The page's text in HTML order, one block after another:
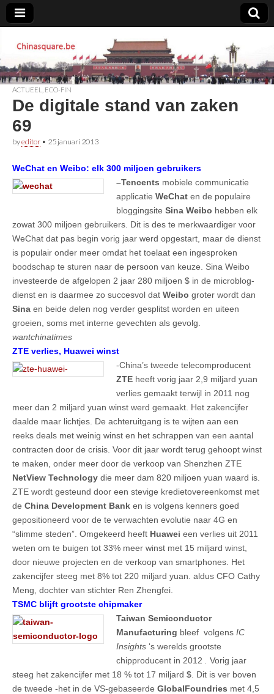
Chinasquare.be
ACTUEEL ECO-FIN
De digitale stand van zaken
69
byeditor • 25 januari 2013
WeChat en Weibo: elk 300 miljoen gebruikers
–Tencents mobiele communicatie
applicatie WeChat en de populaire
bloggingsite Sina Weibo hebben elk
zowat 300 miljoen gebruikers. Dit is des te merkwaardiger voor
WeChat dat pas begin vorig jaar werd opgestart, maar de dienst
is populair onder meer omdat het toelaat een ingesproken
boodschap te sturen naar de persoon van keuze. Sina Weibo
investeerde de afgelopen 2 jaar 280 miljoen $ in de microblog-
dienst en is daarmee zo succesvol dat Weibo groter wordt dan
Sina en beide delen nog verder gesplitst worden en uiteen
groeien, soms met interne gevechten als gevolg.
wantchinatimes
ZTE verlies, Huawei winst
-China’s tweede telecomproducent
ZTE heeft vorig jaar 2,9 miljard yuan
verlies gemaakt terwijl in 2011 nog
meer dan 2 miljard yuan winst werd gemaakt. Het zakencijfer
daalde maar lichtjes. De achteruitgang is te wijten aan een
reeks deals met weinig winst en het schrappen van een aantal
contracten door de crisis. Voor dit jaar wordt terug gehoopt winst
te maken, onder meer door de verkoop van Shenzhen ZTE
NetView Technology die meer dam 820 miljoen yuan waard is.
ZTE wordt gesteund door een stevige kredietovereenkomst met
de China Development Bank en is volgens kenners goed
gepositioneerd voor de te verwachten evolutie naar 4G en
“slimme steden”. Omgekeerd heeft Huawei een verlies uit 2011
weten om te buigen tot 33% meer winst met 15 miljard winst,
door nieuwe projecten en de verkoop van smartphones. Het
zakencijfer steeg met 8% tot 220 miljard yuan. aldus CFO Cathy
Meng, dochter van stichter Ren Zhengfei.
TSMC blijft grootste chipmaker
Taiwan Semiconductor
Manufacturing bleef volgens IC
Insights ‘s werelds grootste
chipproducent in 2012
Vorig jaar
steeg het zakencijfer met 18 % tot 17 miljard $. Dit is ver boven
de tweede -het in de VS-gebaseerde GlobalFoundries met 4,5